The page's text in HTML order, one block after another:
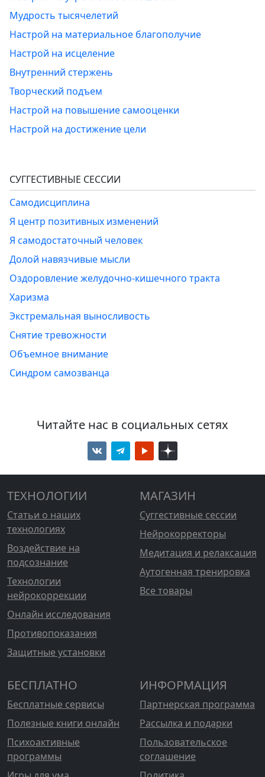
Мудрость тысячелетий
Настрой на материальное благополучие
Настрой на исцеление
Внутренний стержень
Творческий подъем
Настрой на повышение самооценки
Настрой на достижение цели
СУГГЕСТИВНЫЕ СЕССИИ
Самодисциплина
Я центр позитивных изменений
Я самодостаточный человек
Долой навязчивые мысли
Оздоровление желудочно-кишечного тракта
Харизма
Экстремальная выносливость
Снятие тревожности
Объемное внимание
Синдром самозванца
Читайте нас в социальных сетях
ТЕХНОЛОГИИ
Статьи о наших
технологиях
Воздействие на
подсознание
Технологии
нейрокоррекции
Онлайн исследования
Противопоказания
Защитные установки
МАГАЗИН
Суггестивные сессии
Нейрокорректоры
Медитация и релаксация
Аутогенная тренировка
Все товары
БЕСПЛАТНО
Бесплатные сервисы
Полезные книги онлайн
Психоактивные
программы
ИНФОРМАЦИЯ
Партнерская программа
Рассылка и подарки
Пользовательское
соглашение